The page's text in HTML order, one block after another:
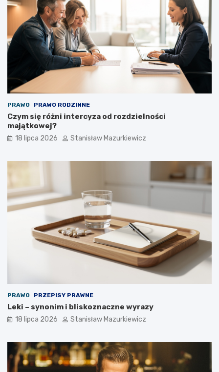
PRAWO PRAWO RODZINNE
Czym się różni intercyza od rozdzielności
majątkowej?
18 lipca 2026 Stanisław Mazurkiewicz
PRAWO PRZEPISY PRAWNE
Leki – synonim i bliskoznaczne wyrazy
18 lipca 2026 Stanisław Mazurkiewicz